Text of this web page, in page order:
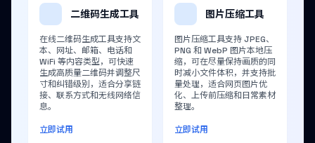
二维码生成工具
在线二维码生成工具支持文
本、网址、邮箱、电话和
WiFi 等内容类型，可快速
生成高质量二维码并调整尺
寸和纠错级别，适合分享链
接、联系方式和无线网络信
息。
立即试用
图片压缩工具
图片压缩工具支持 JPEG、
PNG 和 WebP 图片本地压
缩，可在尽量保持画质的同
时减小文件体积，并支持批
量处理，适合网页图片优
化、上传前压缩和日常素材
整理。
立即试用